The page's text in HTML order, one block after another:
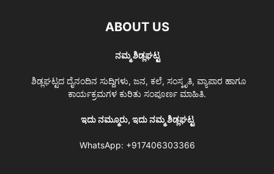
ABOUT US
ನಮ್ಮ ಶಿಡ್ಲಘಟ್ಟ
ಶಿಡ್ಲಘಟ್ಟದ ದೈನಂದಿನ ಸುದ್ದಿಗಳು, ಜನ, ಕಲೆ, ಸಂಸ್ಕೃತಿ, ವ್ಯಾಪಾರ ಹಾಗೂ
ಕಾರ್ಯಕ್ರಮಗಳ ಕುರಿತು ಸಂಪೂರ್ಣ ಮಾಹಿತಿ.
ಇದು ನಮ್ಮೂರು, ಇದು ನಮ್ಮ ಶಿಡ್ಲಘಟ್ಟ
WhatsApp: +917406303366